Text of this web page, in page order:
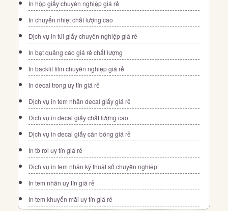
In hộp giấy chuyên nghiệp giá rẻ
In chuyển nhiệt chất lượng cao
Dịch vụ in túi giấy chuyên nghiệp giá rẻ
In bạt quảng cáo giá rẻ chất lượng
In backlit film chuyên nghiệp giá rẻ
In decal trong uy tín giá rẻ
Dịch vụ in tem nhãn decal giấy giá rẻ
Dịch vụ in decal giấy chất lượng cao
Dịch vụ in decal giấy cán bóng giá rẻ
In tờ rơi uy tín giá rẻ
Dịch vụ in tem nhãn kỹ thuật số chuyên nghiệp
In tem nhãn uy tín giá rẻ
In tem khuyến mãi uy tín giá rẻ